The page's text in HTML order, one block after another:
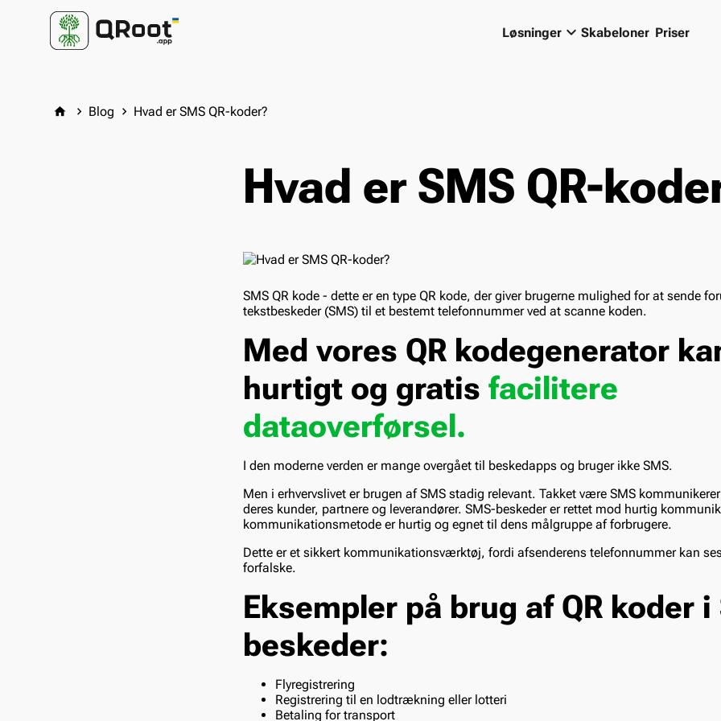
Løsningerkeyboard_arrow_down Skabeloner Priser
home keyboard_arrow_right Blog keyboard_arrow_right Hvad er SMS QR-koder?
Hvad er SMS QR-
SMS QR kode - dette er en type QR kode, der giver brugerne mulighed for at sende
tekstbeskeder (SMS) til et bestemt telefonnummer ved at scanne koden.
Med vores QR kodegenerator
hurtigt og gratis facilitere
dataoverførsel.
I den moderne verden er mange overgået til beskedapps og bruger ikke SMS.
Men i erhvervslivet er brugen af SMS stadig relevant. Takket være SMS
deres kunder, partnere og leverandører. SMS-beskeder er rettet mod hurtig
kommunikationsmetode er hurtig og egnet til dens målgruppe af forbrugere.
Dette er et sikkert kommunikationsværktøj, fordi afsenderens telefonnummer kan
forfalske.
Eksempler på brug af QR koder i
beskeder:
Flyregistrering
Registrering til en lodtrækning eller lotteri
Betaling for transport